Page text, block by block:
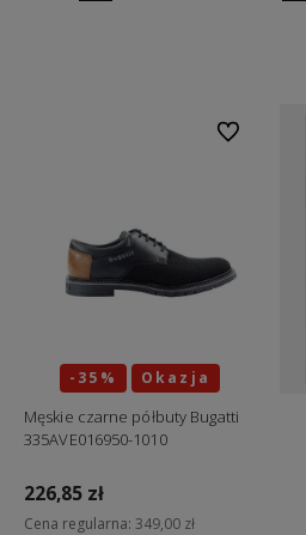
-35% Okazja
Męskie czarne półbuty Bugatti
335AVE016950-1010
226,85 zł
Cena regularna: 349,00 zł
Do ulubionych